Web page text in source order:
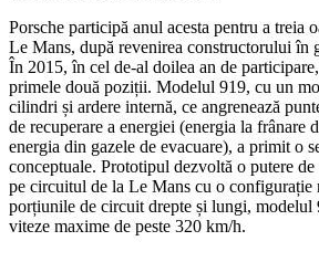
Porsche participă anul acesta pentru a treia
Le Mans, după revenirea constructorului în
În 2015, în cel de-al doilea an de
primele două poziții. Modelul 919, cu un
cilindri și ardere internă, ce angrenează
de recuperare a energiei (energia la frânare
energia din gazele de evacuare), a primit o
conceptuale. Prototipul dezvoltă o putere de
pe circuitul de la Le Mans cu o configurație
porțiunile de circuit drepte și lungi, modelul
viteze maxime de peste 320 km/h.